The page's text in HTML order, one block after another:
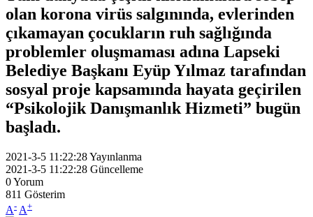
olan korona virüs salgınında, evlerinden
çıkamayan çocukların ruh sağlığında
problemler oluşmaması adına Lapseki
Belediye Başkanı Eyüp Yılmaz tarafından
sosyal proje kapsamında hayata geçirilen
“Psikolojik Danışmanlık Hizmeti” bugün
başladı.
2021-3-5 11:22:28Yayınlanma
2021-3-5 11:22:28 Güncelleme
0Yorum
811 Gösterim
A- A+